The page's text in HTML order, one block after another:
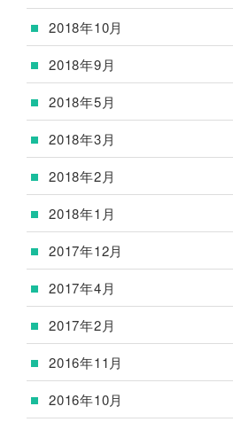
2018年10月
2018年9月
2018年5月
2018年3月
2018年2月
2018年1月
2017年12月
2017年4月
2017年2月
2016年11月
2016年10月